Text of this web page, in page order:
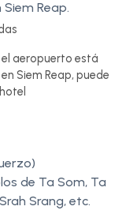
Reap.
aeropuerto está
Siem Reap, puede
de Ta Som, Ta
Srang, etc.